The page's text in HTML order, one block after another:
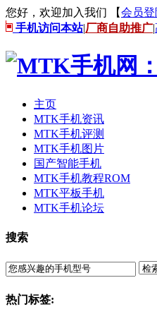
您好，欢迎加入我们 【会员登
手机访问本站|厂商自助推广|
主页
MTK手机资讯
MTK手机评测
MTK手机图片
国产智能手机
MTK手机教程ROM
MTK平板手机
MTK手机论坛
搜索
热门标签: